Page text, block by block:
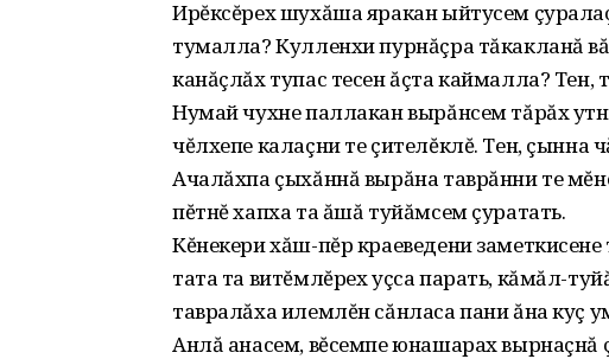
Ирĕксĕрех шухăша яракан ыйтусем
тумалла? Кулленхи пурнăçра тăкакланă
канăçлăх тупас тесен ăçта каймалла? Тен,
Нумай чухне паллакан вырăнсем тăрăх
чĕлхепе калаçни те çителĕклĕ. Тен, çынна
Ачалăхпа çыхăннă вырăна таврăнни те
пĕтнĕ хапха та ăшă туйăмсем çуратать.
Кĕнекери хăш-пĕр краеведени
тата та витĕмлĕрех уçса парать, кăмăл-
тавралăха илемлĕн сăнласа пани ăна куç
Анлă анасем, вĕсемпе юнашарах вырнаçнă